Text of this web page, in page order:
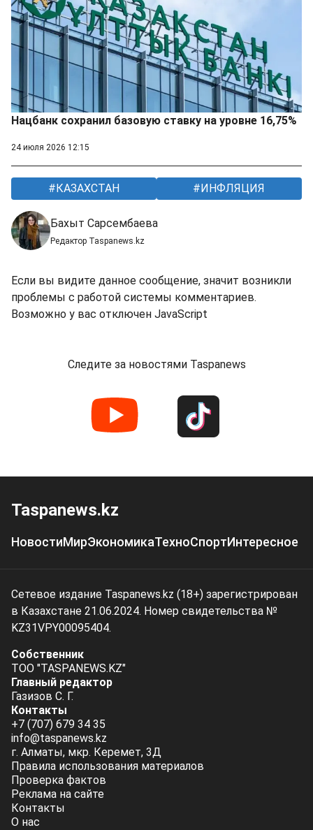
Нацбанк сохранил базовую ставку на уровне 16,75%
24 июля 2026 12:15
КАЗАХСТАН ИНФЛЯЦИЯ
Бахыт Сарсембаева
Редактор Taspanews.kz
Если вы видите данное сообщение, значит возникли
проблемы с работой системы комментариев.
Возможно у вас отключен JavaScript
Следите за новостями Taspanews
Taspanews.kz
НовостиМирЭкономикаТехноСпортИнтересное
Сетевое издание Taspanews.kz (18+) зарегистрирован
в Казахстане 21.06.2024. Номер свидетельства №
KZ31VPY00095404.
Собственник
ТОО "TASPANEWS.KZ"
Главный редактор
Газизов С. Г.
Контакты
+7 (707) 679 34 35
info@taspanews.kz
г. Алматы, мкр. Керемет, 3Д
Правила использования материалов
Проверка фактов
Реклама на сайте
Контакты
О нас